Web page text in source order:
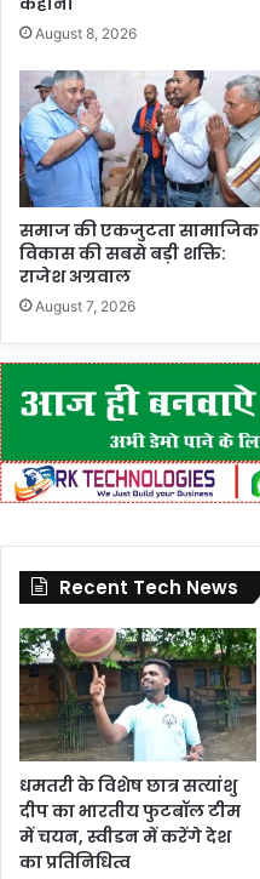
August 8, 2026
समाज की एकजुटता सामाजिक
विकास की सबसे बड़ी शक्ति:
राजेश अग्रवाल
August 7, 2026
Recent Tech News
धमतरी के विशेष छात्र सत्यांशु
दीप का भारतीय फुटबॉल टीम
में चयन, स्वीडन में करेंगे देश
का प्रतिनिधित्व